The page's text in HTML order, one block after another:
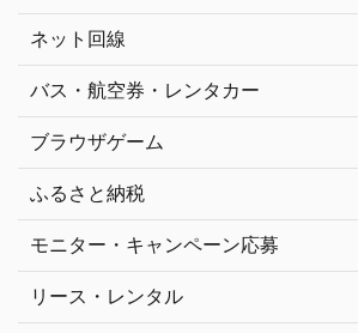
ネット回線
バス・航空券・レンタカー
ブラウザゲーム
ふるさと納税
モニター・キャンペーン応募
リース・レンタル